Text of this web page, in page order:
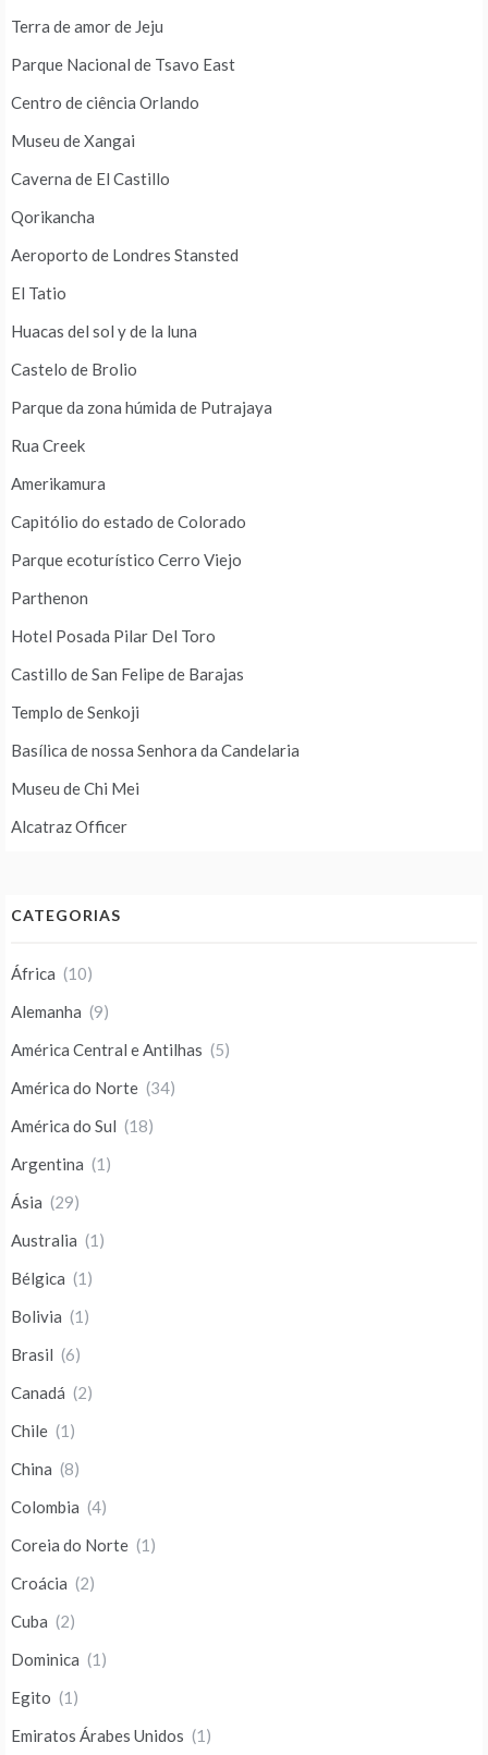
Terra de amor de Jeju
Parque Nacional de Tsavo East
Centro de ciência Orlando
Museu de Xangai
Caverna de El Castillo
Qorikancha
Aeroporto de Londres Stansted
El Tatio
Huacas del sol y de la luna
Castelo de Brolio
Parque da zona húmida de Putrajaya
Rua Creek
Amerikamura
Capitólio do estado de Colorado
Parque ecoturístico Cerro Viejo
Parthenon
Hotel Posada Pilar Del Toro
Castillo de San Felipe de Barajas
Templo de Senkoji
Basílica de nossa Senhora da Candelaria
Museu de Chi Mei
Alcatraz Officer
CATEGORIAS
África (10)
Alemanha (9)
América Central e Antilhas (5)
América do Norte (34)
América do Sul (18)
Argentina (1)
Ásia (29)
Australia (1)
Bélgica (1)
Bolivia (1)
Brasil (6)
Canadá (2)
Chile (1)
China (8)
Colombia (4)
Coreia do Norte (1)
Croácia (2)
Cuba (2)
Dominica (1)
Egito (1)
Emiratos Árabes Unidos (1)